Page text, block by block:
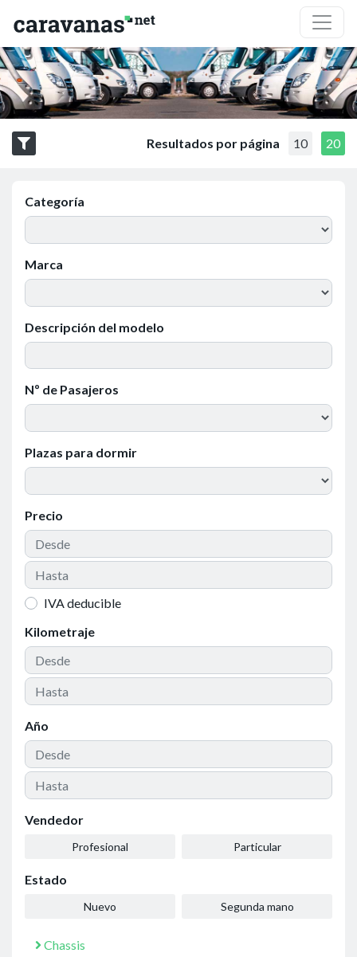
Resultados por página 10 20
Categoría
Marca
Descripción del modelo
Nº de Pasajeros
Plazas para dormir
Precio
IVA deducible
Kilometraje
Año
Vendedor
Profesional Particular
Estado
Nuevo Segunda mano
Chassis